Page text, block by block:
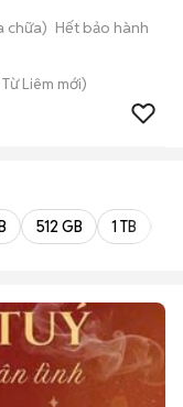
chữa) Hết bảo hành
Từ Liêm mới)
512 GB 1 TB